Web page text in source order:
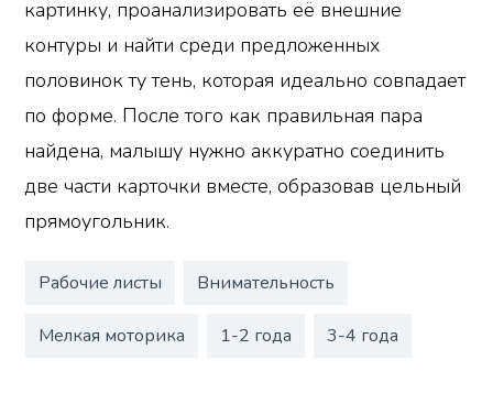
картинку, проанализировать её внешние
контуры и найти среди предложенных
половинок ту тень, которая идеально совпадает
по форме. После того как правильная пара
найдена, малышу нужно аккуратно соединить
две части карточки вместе, образовав цельный
прямоугольник.
Рабочие листы Внимательность
Мелкая моторика 1-2 года 3-4 года